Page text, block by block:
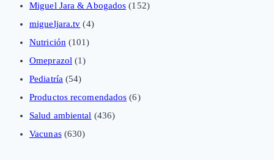
Miguel Jara & Abogados (152)
migueljara.tv (4)
Nutrición(101)
Omeprazol(1)
Pediatría(54)
Productos recomendados (6)
Salud ambiental (436)
Vacunas(630)